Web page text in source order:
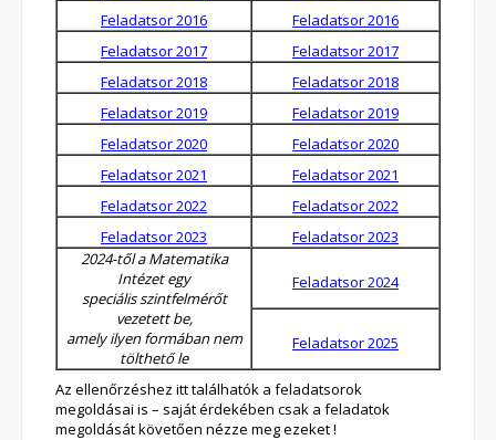
Feladatsor 2016
Feladatsor 2016
Feladatsor 2017
Feladatsor 2017
Feladatsor 2018
Feladatsor 2018
Feladatsor 2019
Feladatsor 2019
Feladatsor 2020
Feladatsor 2020
Feladatsor 2021 Feladatsor 2021
Feladatsor 2022
Feladatsor 2022
Feladatsor 2023
Feladatsor 2023
2024-től a Matematika
Intézet egy
speciális szintfelmérőt
vezetett be,
amely ilyen formában nem
tölthető le
Feladatsor 2024
Feladatsor 2025
Az ellenőrzéshez itt találhatók a feladatsorok
megoldásai is – saját érdekében csak a feladatok
megoldását követően nézze meg ezeket !